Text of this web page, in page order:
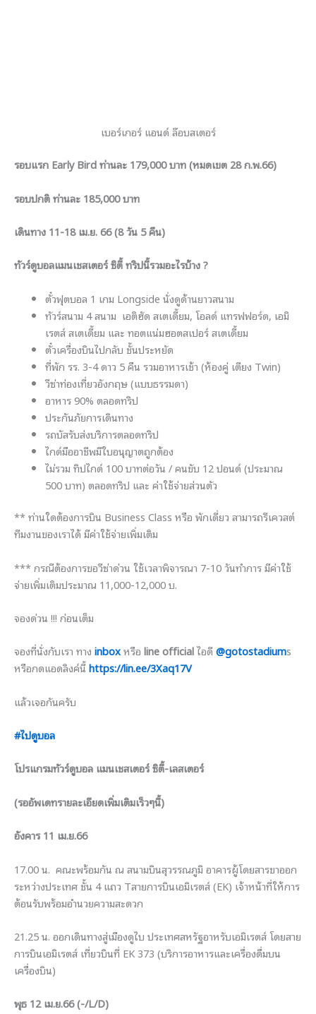
เบอร์เกอร์ แอนด์ ล๊อบสเตอร์
รอบแรก Early Bird ท่านละ 179,000 บาท (หมดเขต 28 ก.พ.66)
รอบปกติ ท่านละ 185,000 บาท
เดินทาง 11-18 เม.ย. 66 (8 วัน 5 คืน)
ทัวร์ดูบอลแมนเชสเตอร์ ซิตี้ ทริปนี้รวมอะไรบ้าง ?
ตั๋วฟุตบอล 1 เกม Longside นั่งดูด้านยาวสนาม
ทัวร์สนาม 4 สนาม เอติฮัด สเตเดี้ยม, โอลด์ แทรฟฟอร์ด, เอมิ
เรตส์ สเตเดี้ยม และ ทอตแน่มฮอตสเปอร์ สเตเดี้ยม
ตั๋วเครื่องบินไปกลับ ชั้นประหยัด
ที่พัก รร. 3-4 ดาว 5 คืน รวมอาหารเช้า (ห้องคู่ เตียง Twin)
วีซ่าท่องเที่ยวอังกฤษ (แบบธรรมดา)
อาหาร 90% ตลอดทริป
ประกันภัยการเดินทาง
รถบัสรับส่งบริการตลอดทริป
ไกด์มืออาชีพมีใบอนุญาตถูกต้อง
ไม่รวม ทิปไกด์ 100 บาทต่อวัน / คนขับ 12 ปอนด์ (ประมาณ
500 บาท) ตลอดทริป และ ค่าใช้จ่ายส่วนตัว
** ท่านใดต้องการบิน Business Class หรือ พักเดี่ยว สามารถรีเควสต์
ทีมงานของเราได้ มีค่าใช้จ่ายเพิ่มเติม
*** กรณีต้องการขอวีซ่าด่วน ใช้เวลาพิจารณา 7-10 วันทำการ มีค่าใช้
จ่ายเพิ่มเติมประมาณ 11,000-12,000 บ.
จองด่วน !!! ก่อนเต็ม
จองที่นั่งกับเรา ทาง inboxหรือ line officialไอดี @gotostadiums
หรือกดแอดลิงค์นี้https://lin.ee/3Xaq17V
แล้วเจอกันครับ
#ไปดูบอล
โปรแกรมทัวร์ดูบอล แมนเชสเตอร์ ซิตี้-เลสเตอร์
(รออัพเดทรายละเอียดเพิ่มเติมเร็วๆนี้)
อังคาร 11 เม.ย.66
17.00 น. คณะพร้อมกัน ณ สนามบินสุวรรณภูมิ อาคารผู้โดยสารขาออก
ระหว่างประเทศ ชั้น 4 แถว Tสายการบินเอมิเรตส์ (EK) เจ้าหน้าที่ให้การ
ต้อนรับพร้อมอำนวยความสะดวก
21.25 น. ออกเดินทางสู่เมืองดูไบ ประเทศสหรัฐอาหรับเอมิเรตส์ โดยสาย
การบินเอมิเรตส์ เที่ยวบินที่ EK 373 (บริการอาหารและเครื่องดื่มบน
เครื่องบิน)
พุธ 12 เม.ย.66 (-/L/D)